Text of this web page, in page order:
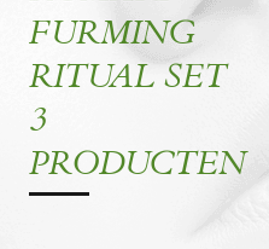
FURMING
RITUAL SET
3
PRODUCTEN